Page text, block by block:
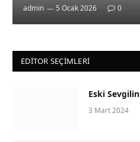
admin 5 Ocak 2026 0
EDITOR SEÇIMLERI
Eski
3 Mart 2024